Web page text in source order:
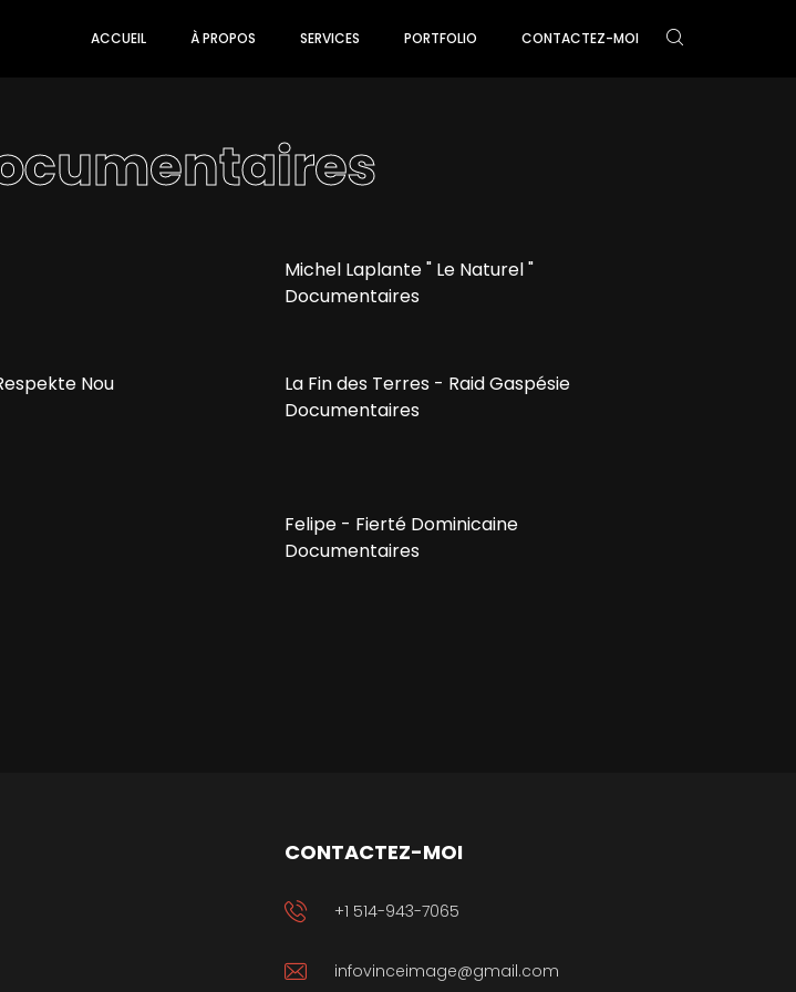
ACCUEIL À PROPOS SERVICES PORTFOLIO CONTACTEZ-MOI
Michel Laplante " Le Naturel "
Documentaires
Nou
La Fin des Terres - Raid Gaspésie
Documentaires
Felipe - Fierté Dominicaine
Documentaires
CONTACTEZ-MOI
+1 514-943-7065
infovinceimage@gmail.com